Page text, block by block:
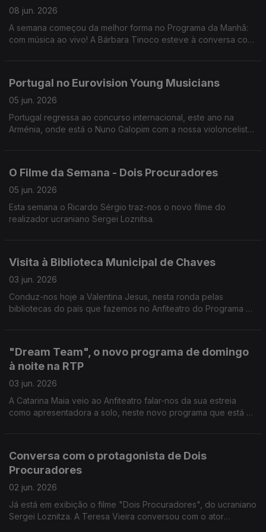
08 jun. 2026
A semana começou da melhor forma no Programa da Manhã:
com música ao vivo! A Bárbara Tinoco esteve à conversa com
Portugal no Eurovision Young Musicians
05 jun. 2026
Portugal regressa ao concurso internacional, este ano na
Arménia, onde está o Nuno Galopim com a nossa violoncelista
O Filme da Semana - Dois Procuradores
05 jun. 2026
Esta semana o Ricardo Sérgio traz-nos o novo filme do
realizador ucraniano Sergei Loznitsa.
Visita à Biblioteca Municipal de Chaves
03 jun. 2026
Conduz-nos hoje a Valentina Jesus, nesta ronda pelas
bibliotecas do país que fazemos no Anfiteatro do Programa da
"Dream Team", o novo programa de domingo
à noite na RTP
03 jun. 2026
A Catarina Maia veio ao Anfiteatro falar-nos da sua estreia
como apresentadora a solo, neste novo programa que está a
Conversa com o protagonista de Dois
Procuradores
02 jun. 2026
Já está em exibição o filme "Dois Procuradores", do ucraniano
Sergei Loznitza. A Teresa Vieira conversou com o ator